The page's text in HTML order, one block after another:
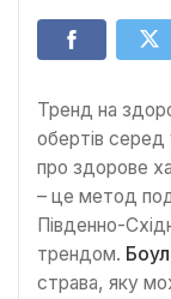
Тренд на
обертів серед
про здорове
– це метод
Південно-
трендом.
страва, яку